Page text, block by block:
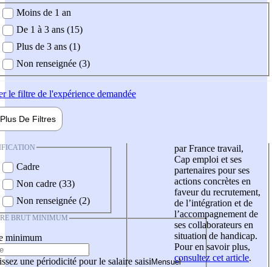
demandée
Moins de 1 an
De 1 à 3 ans (15)
Plus de 3 ans (1)
Non renseignée (3)
le filtre de l'expérience demandée
Plus De Filtres
Cadre
Non cadre (33)
Non renseignée (2)
BRUT MINIMUM
minimum
une périodicité pour le salaire saisi
par France travail,
Cap emploi et ses
partenaires pour ses
actions concrètes en
faveur du recrutement,
de l’intégration et de
l’accompagnement de
ses collaborateurs en
situation de handicap.
Pour en savoir plus,
consultez cet article.